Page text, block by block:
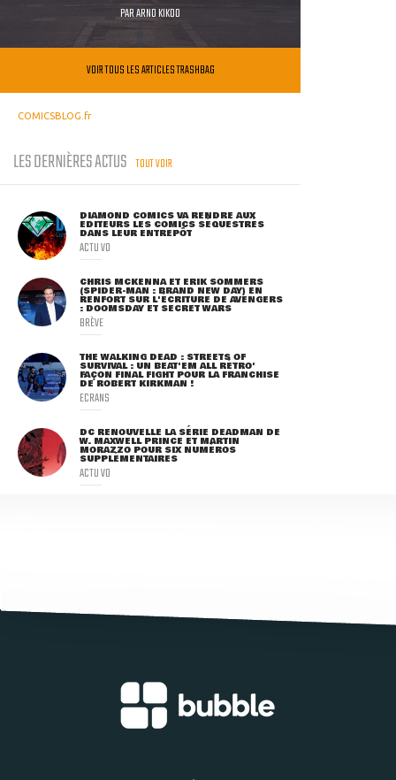
PARARNO KIKOO
VOIR TOUS LES ARTICLES TRASHBAG
COMICSBLOG.fr
LES DERNIÈRES ACTUS TOUT VOIR
DIAMOND COMICS VA RENDRE AUX
ÉDITEURS LES COMICS SÉQUESTRÉS
DANS LEUR ENTREPÔT
ACTU VO
CHRIS MCKENNA ET ERIK SOMMERS
(SPIDER-MAN : BRAND NEW DAY) EN
RENFORT SUR L'ÉCRITURE DE AVENGERS
: DOOMSDAY ET SECRET WARS
BRÈVE
THE WALKING DEAD : STREETS OF
SURVIVAL : UN BEAT'EM ALL RÉTRO'
FAÇON FINAL FIGHT POUR LA FRANCHISE
DE ROBERT KIRKMAN !
ECRANS
DC RENOUVELLE LA SÉRIE DEADMAN DE
W. MAXWELL PRINCE ET MARTIN
MORAZZO POUR SIX NUMÉROS
SUPPLÉMENTAIRES
ACTU VO